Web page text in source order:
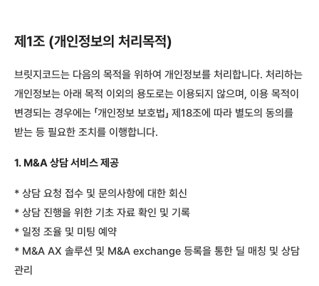
제1조 (개인정보의 처리목적)
브릿지코드는 다음의 목적을 위하여 개인정보를 처리합니다. 처리하는
개인정보는 아래 목적 이외의 용도로는 이용되지 않으며, 이용 목적이
변경되는 경우에는 「개인정보 보호법」 제18조에 따라 별도의 동의를
받는 등 필요한 조치를 이행합니다.
1. M&A 상담 서비스 제공
* 상담 요청 접수 및 문의사항에 대한 회신
* 상담 진행을 위한 기초 자료 확인 및 기록
* 일정 조율 및 미팅 예약
* M&A AX 솔루션 및 M&A exchange 등록을 통한 딜 매칭 및 상담
관리